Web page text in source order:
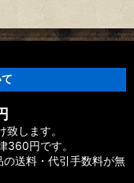
します。
360円です。
送料・代引手数料が無